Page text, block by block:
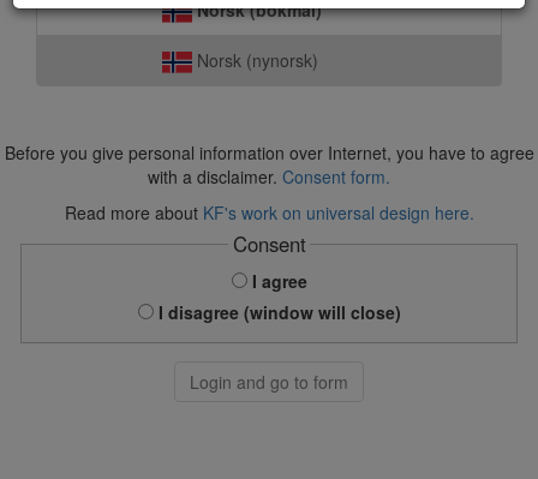
Norsk (bokmål)
Norsk (nynorsk)
Before you give personal information over Internet, you have to agree
with a disclaimer. Consent form.
Read more about KF's work on universal design here.
Consent
I agree
I disagree (window will close)
Login and go to form